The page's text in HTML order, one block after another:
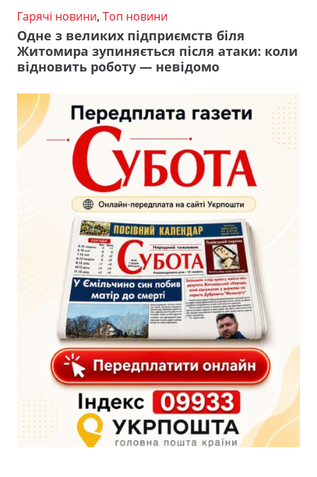
Гарячі новини, Топ новини
Одне з великих підприємств біля
Житомира зупиняється після атаки: коли
відновить роботу — невідомо